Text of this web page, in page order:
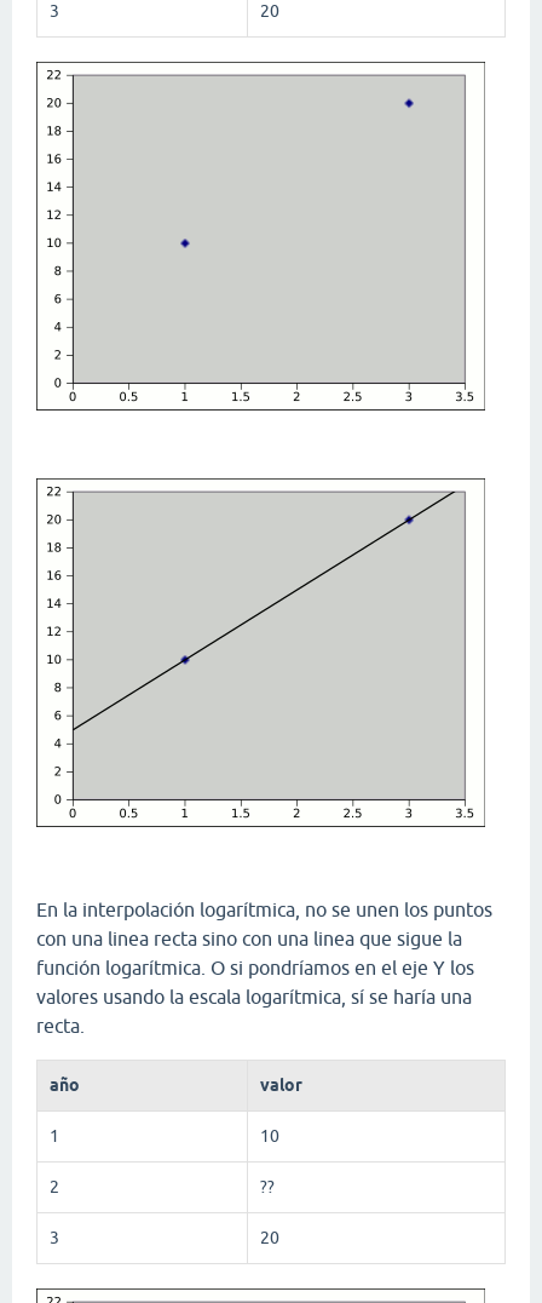
3 20
En la interpolación logarítmica, no se unen los puntos
con una linea recta sino con una linea que sigue la
función logarítmica. O si pondríamos en el eje Y los
valores usando la escala logarítmica, sí se haría una
recta.
año valor
1 10
2 ??
3 20